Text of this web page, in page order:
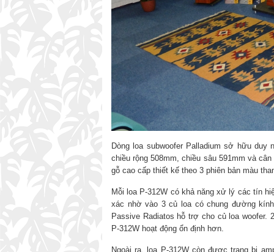
Dòng loa subwoofer Palladium sở hữu duy
chiều rộng 508mm, chiều sâu 591mm và
gỗ cao cấp thiết kế theo 3 phiên bản màu
Mỗi loa P-312W có khả năng xử lý các tín
xác nhờ vào 3 củ loa có chung đường
Passive Radiatos hỗ trợ cho củ loa woofer.
P-312W hoạt động ổn định hơn.
Ngoài ra, loa P-312W còn được trang bị